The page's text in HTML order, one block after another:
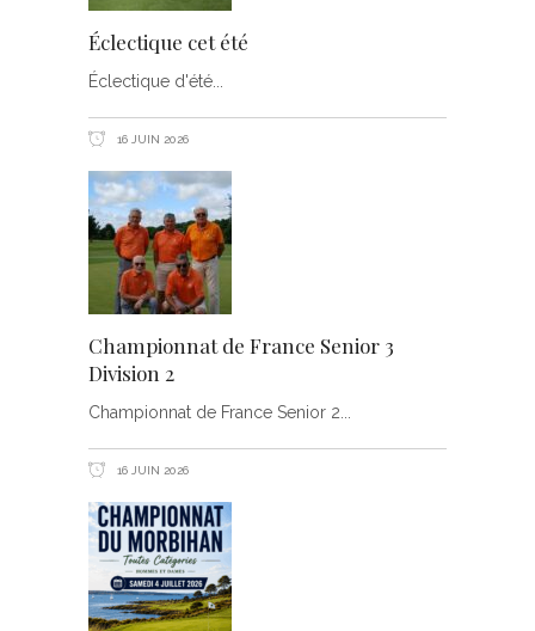
Éclectique cet été
Éclectique d'été
16 JUIN 2026
Championnat de France Senior 3
Division 2
Championnat de France Senior 2
16 JUIN 2026